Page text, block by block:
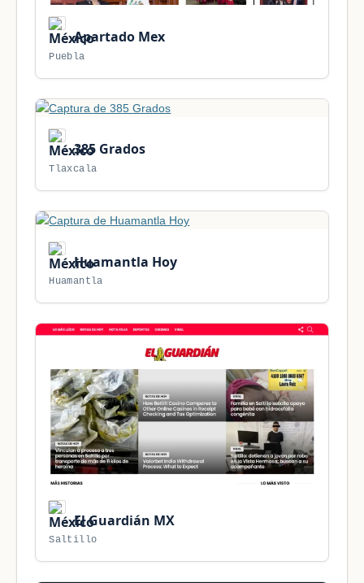
Apartado Mex
Puebla
385 Grados
Tlaxcala
Huamantla Hoy
Huamantla
El Guardián MX
Saltillo